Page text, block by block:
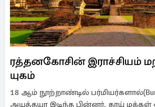
ரத்தனகோசின் இராச்சியம்
யுகம்
18 ஆம் நூற்றாண்டில்
அயுத்தயா இடிந்த பின்னர், தாய் மக்கள்